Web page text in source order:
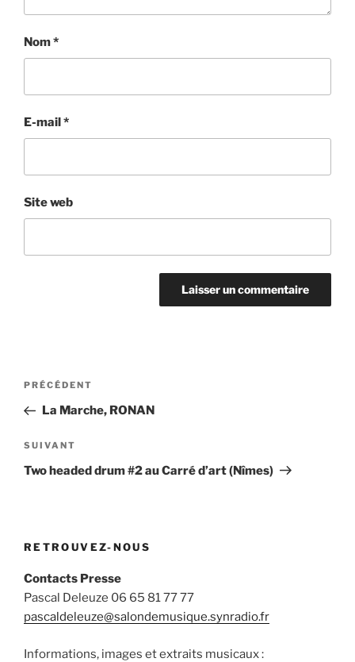
Nom*
E-mail*
Site web
Navigation
l’article
Article
précédent
PRÉCÉDENT
La Marche, RONAN
Article
suivant
SUIVANT
Two headed drum #2 au Carré d’art (Nîmes)
RETROUVEZ-NOUS
Contacts Presse
Pascal Deleuze 06 65 81 77 77
pascaldeleuze@salondemusique.synradio.fr
Informations, images et extraits musicaux :